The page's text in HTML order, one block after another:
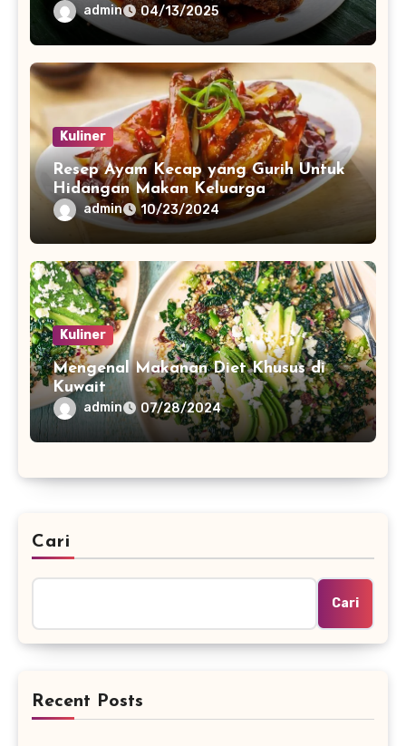
admin 04/13/2025
Kuliner
Resep Ayam Kecap yang Gurih Untuk
Hidangan Makan Keluarga
admin 10/23/2024
Kuliner
Mengenal Makanan Diet Khusus di
Kuwait
admin 07/28/2024
Cari
Cari
Recent Posts